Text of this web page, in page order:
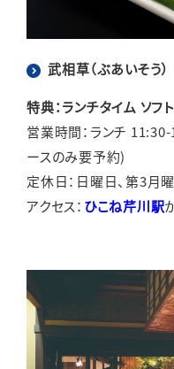
武相草（ぶあいそう）
特典：ランチタイム ソフ
営業時間：ランチ
ースのみ要予約)
定休日：日曜日、第3月
アクセス： ひこね芹川駅